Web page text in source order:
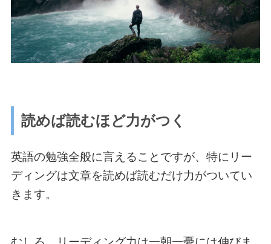
読めば読むほど力がつく
英語の勉強全般に言えることですが、特にリー
ディングは文章を読めば読むだけ力がついてい
きます。